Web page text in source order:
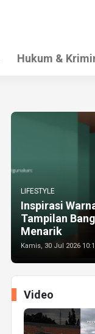
Hukum &
LIFESTYLE
Inspirasi
Tampilan
Menarik
Kamis, 30 Jul 2026
Video